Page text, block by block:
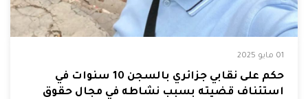
01 مايو 2025
حكم على نقابي جزائري بالسجن 10 سنوات في
استئناف قضيته بسبب نشاطه في مجال حقوق